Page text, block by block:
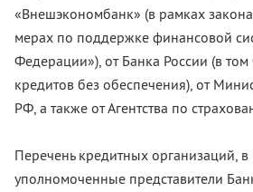
«Внешэкономбанк» (в рамках
мерах по поддержке финансовой
Федерации»), от Банка России (в том
кредитов без обеспечения), от
РФ, а также от Агентства по
Перечень кредитных организаций,
уполномоченные представители